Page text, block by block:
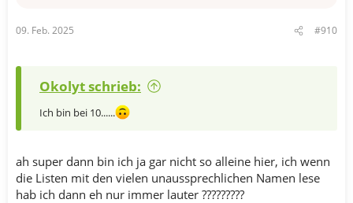
:
09. Feb. 2025 #910
Okolyt schrieb:
Ich bin bei 10......
ah super dann bin ich ja gar nicht so alleine hier, ich wenn
die Listen mit den vielen unaussprechlichen Namen lese
hab ich dann eh nur immer lauter ?????????